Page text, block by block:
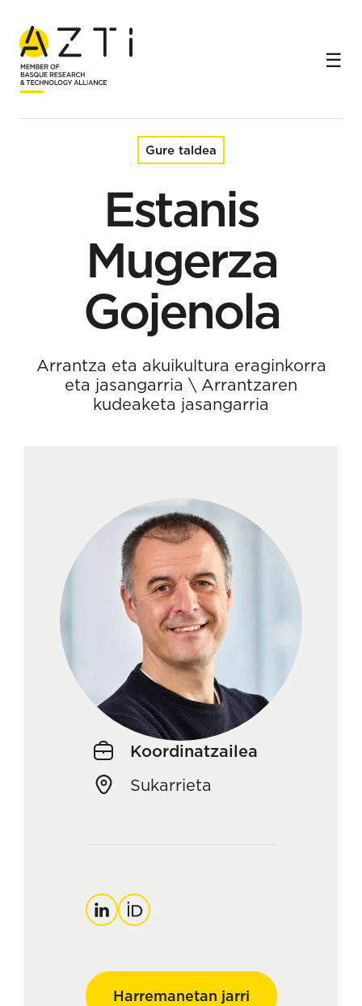
Hasiera Taldea Estanis Mugerza Gojenola
Gure taldea
Estanis
Mugerza
Gojenola
Arrantza eta akuikultura eraginkorra
eta jasangarria \ Arrantzaren
kudeaketa jasangarria
Koordinatzailea
Sukarrieta
LinkedIn
Orcid
Harremanetan jarri